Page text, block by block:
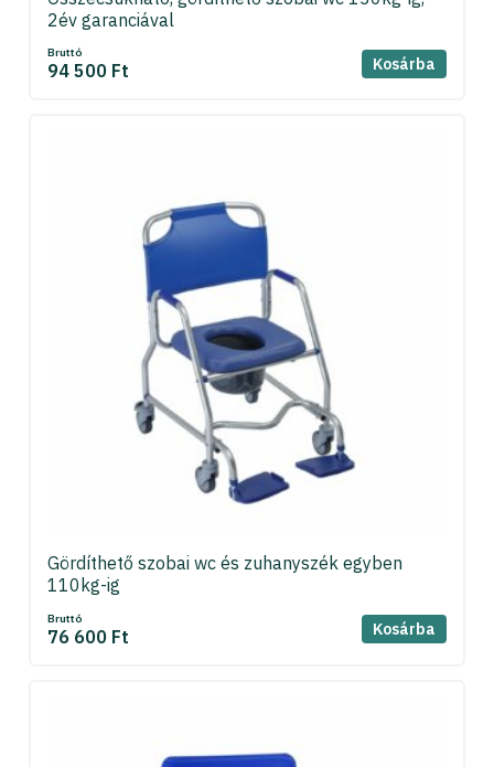
2év garanciával
Bruttó
94 500 Ft Kosárba
Gördíthető szobai wc és zuhanyszék egyben
110kg-ig
Bruttó
76 600 Ft Kosárba